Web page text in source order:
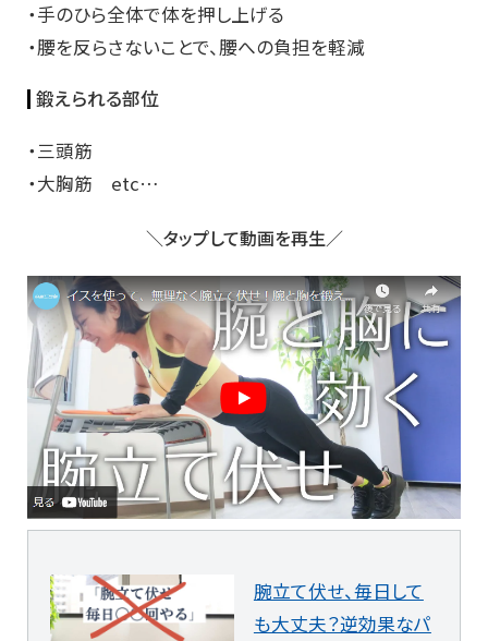
・手のひら全体で体を押し上げる
・腰を反らさないことで、腰への負担を軽減
鍛えられる部位
・三頭筋
・大胸筋 etc…
＼タップして動画を再生／
腕立て伏せ、毎日して
も大丈夫？逆効果なパ